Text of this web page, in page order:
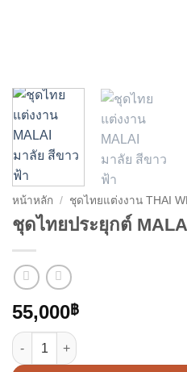
หน้าหลัก / ชุดไทยแต่งงาน THAI
ชุดไทยประยุกต์
55,000฿
จำนวน ชุดไทยประยุกต์ MALAI มา